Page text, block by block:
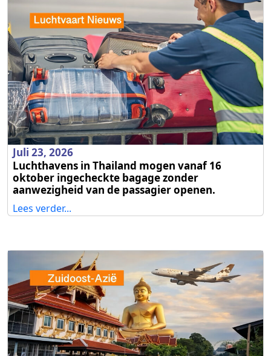
Juli 23, 2026
Luchthavens in Thailand mogen vanaf 16
oktober ingecheckte bagage zonder
aanwezigheid van de passagier openen.
Lees verder...